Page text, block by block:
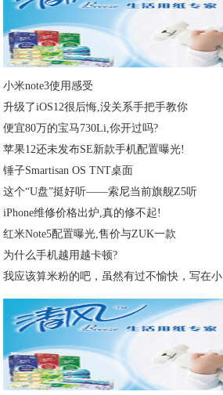
小米note3使用感受
升级了iOS12很后悔,没关系手把手教你
便宜80万的宝马730Li,你开过吗?
苹果12还未发布SE新款手机配置曝光!
锤子Smartisan OS TNT桌面
这个“U盘”挺好听——索尼当前旗舰Z5听
iPhone维修价格出炉,真的修不起!
红米Note5配置曝光,售价与ZUK一款
为什么手机越用越卡顿?
我应该算米粉的吧，虽然有过不愉快，写在小